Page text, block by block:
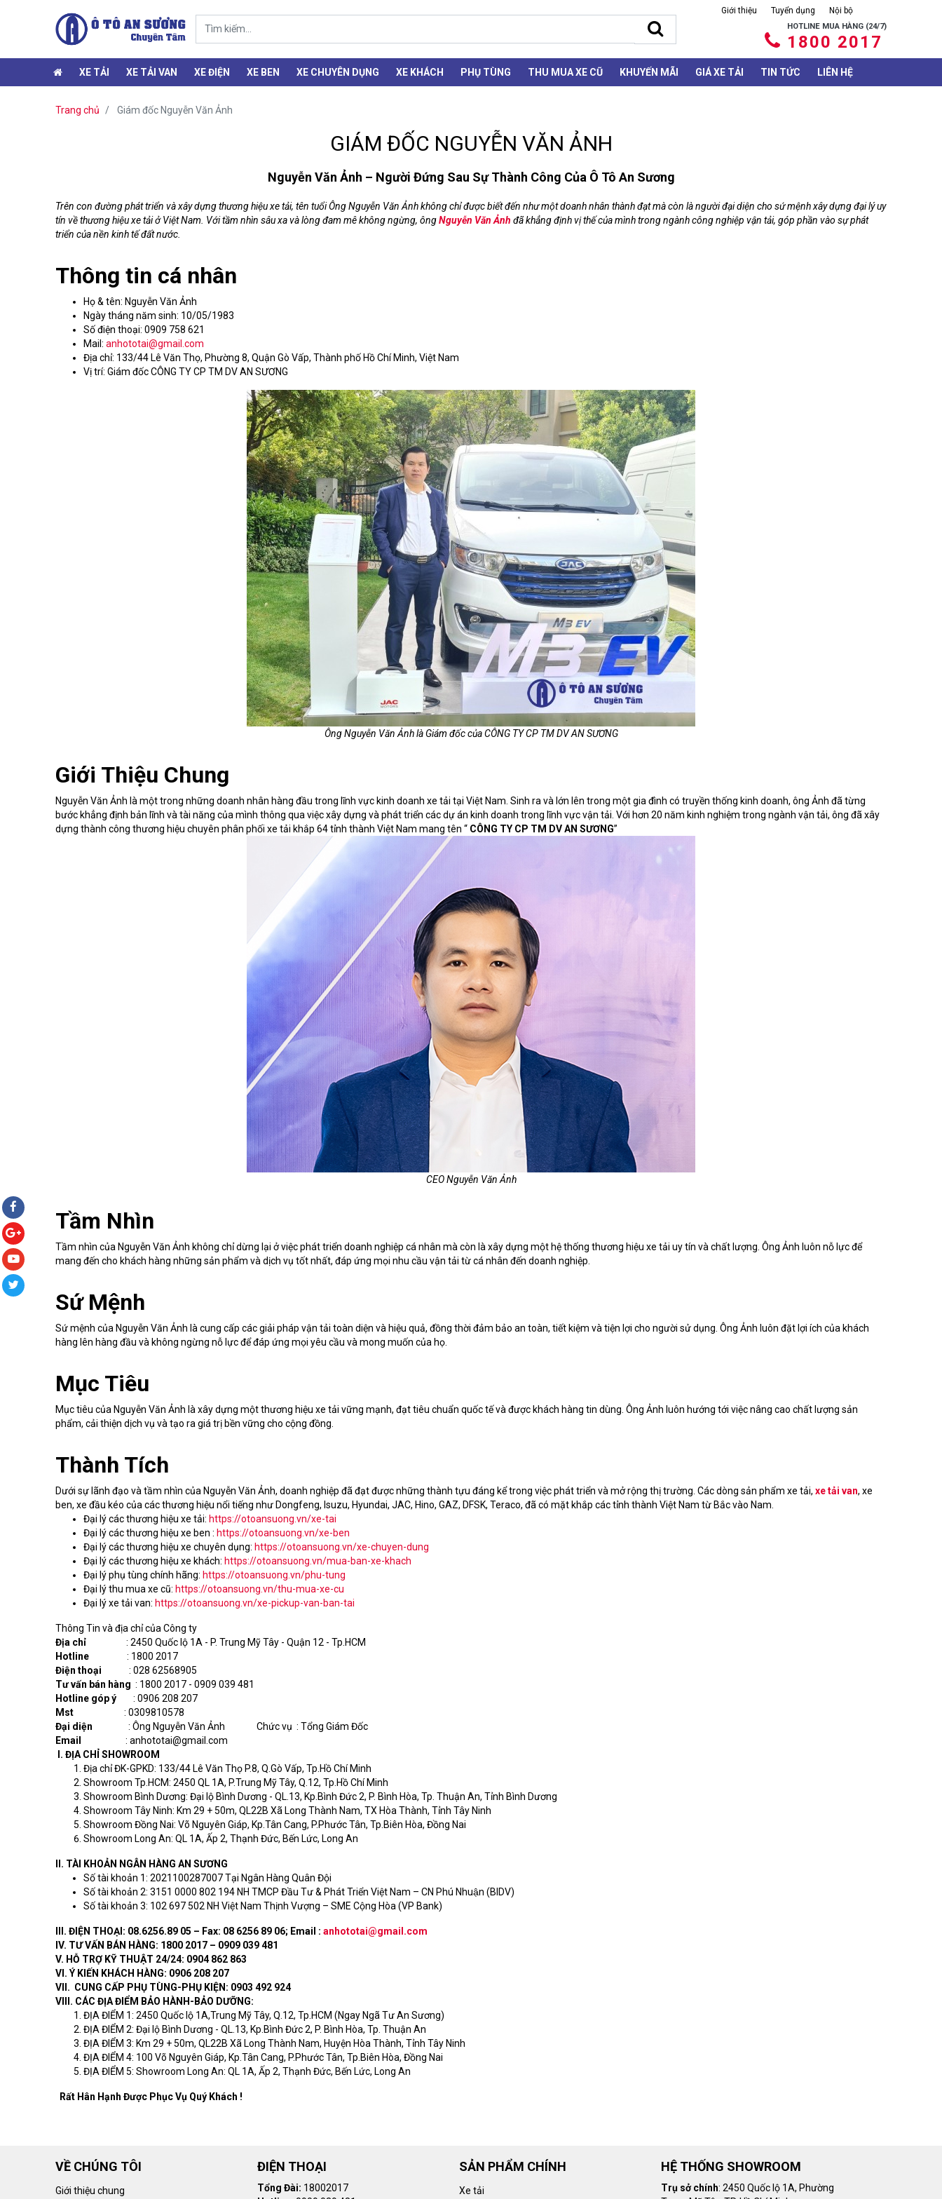
Giới thiệu Tuyển dụng Nội bộ
HOTLINE MUA HÀNG (24/7)
1800 2017
XE TẢI XE TẢI VAN XE ĐIỆN XE BEN XE CHUYÊN DỤNG XE KHÁCH PHỤ TÙNG THU MUA XE CŨ KHUYẾN MÃI GIÁ XE TẢI TIN TỨC LIÊN HỆ
Trang chủ Giám đốc Nguyễn Văn Ảnh
GIÁM ĐỐC NGUYỄN VĂN ẢNH
Nguyễn Văn Ảnh – Người Đứng Sau Sự Thành Công Của Ô Tô An Sương
Trên con đường phát triển và xây dựng thương hiệu xe tải, tên tuổi Ông Nguyễn Văn Ảnh không chỉ được biết đến như một doanh nhân thành đạt mà còn là người đại diện cho sứ mệnh xây dựng đại lý uy
tín về thương hiệu xe tải ở Việt Nam. Với tầm nhìn sâu xa và lòng đam mê không ngừng, ôngNguyễn Văn Ảnh đã khẳng định vị thế của mình trong ngành công nghiệp vận tải, góp phần vào sự phát
triển của nền kinh tế đất nước.
Thông tin cá nhân
Họ & tên: Nguyễn Văn Ảnh
Ngày tháng năm sinh: 10/05/1983
Số điện thoại: 0909 758 621
Mail: anhototai@gmail.com
Địa chỉ: 133/44 Lê Văn Thọ, Phường 8, Quận Gò Vấp, Thành phố Hồ Chí Minh, Việt Nam
Vị trí: Giám đốc CÔNG TY CP TM DV AN SƯƠNG
Ông Nguyễn Văn Ảnh là Giám đốc của CÔNG TY CP TM DV AN SƯƠNG
Giới Thiệu Chung
Nguyễn Văn Ảnh là một trong những doanh nhân hàng đầu trong lĩnh vực kinh doanh xe tải tại Việt Nam. Sinh ra và lớn lên trong một gia đình có truyền thống kinh doanh, ông Ảnh đã từng
bước khẳng định bản lĩnh và tài năng của mình thông qua việc xây dựng và phát triển các dự án kinh doanh trong lĩnh vực vận tải. Với hơn 20 năm kinh nghiệm trong ngành vận tải, ông đã xây
dựng thành công thương hiệu chuyên phân phối xe tải khắp 64 tỉnh thành Việt Nam mang tên “ CÔNG TY CP TM DV AN SƯƠNG”
CEO Nguyễn Văn Ảnh
Tầm Nhìn
Tầm nhìn của Nguyễn Văn Ảnh không chỉ dừng lại ở việc phát triển doanh nghiệp cá nhân mà còn là xây dựng một hệ thống thương hiệu xe tải uy tín và chất lượng. Ông Ảnh luôn nỗ lực để
mang đến cho khách hàng những sản phẩm và dịch vụ tốt nhất, đáp ứng mọi nhu cầu vận tải từ cá nhân đến doanh nghiệp.
Sứ Mệnh
Sứ mệnh của Nguyễn Văn Ảnh là cung cấp các giải pháp vận tải toàn diện và hiệu quả, đồng thời đảm bảo an toàn, tiết kiệm và tiện lợi cho người sử dụng. Ông Ảnh luôn đặt lợi ích của khách
hàng lên hàng đầu và không ngừng nỗ lực để đáp ứng mọi yêu cầu và mong muốn của họ.
Mục Tiêu
Mục tiêu của Nguyễn Văn Ảnh là xây dựng một thương hiệu xe tải vững mạnh, đạt tiêu chuẩn quốc tế và được khách hàng tin dùng. Ông Ảnh luôn hướng tới việc nâng cao chất lượng sản
phẩm, cải thiện dịch vụ và tạo ra giá trị bền vững cho cộng đồng.
Thành Tích
Dưới sự lãnh đạo và tầm nhìn của Nguyễn Văn Ảnh, doanh nghiệp đã đạt được những thành tựu đáng kể trong việc phát triển và mở rộng thị trường. Các dòng sản phẩm xe tải, xe tải van, xe
ben, xe đầu kéo của các thương hiệu nổi tiếng như Dongfeng, Isuzu, Hyundai, JAC, Hino, GAZ, DFSK, Teraco, đã có mặt khắp các tỉnh thành Việt Nam từ Bắc vào Nam.
Đại lý các thương hiệu xe tải: https://otoansuong.vn/xe-tai
Đại lý các thương hiệu xe ben : https://otoansuong.vn/xe-ben
Đại lý các thương hiệu xe chuyên dụng: https://otoansuong.vn/xe-chuyen-dung
Đại lý các thương hiệu xe khách: https://otoansuong.vn/mua-ban-xe-khach
Đại lý phụ tùng chính hãng: https://otoansuong.vn/phu-tung
Đại lý thu mua xe cũ: https://otoansuong.vn/thu-mua-xe-cu
Đại lý xe tải van: https://otoansuong.vn/xe-pickup-van-ban-tai
Thông Tin và địa chỉ của Công ty
Địa chỉ
: 2450 Quốc lộ 1A - P. Trung Mỹ Tây - Quận 12 - Tp.HCM
Hotline : 1800 2017
Điện thoại
: 028 62568905
Tư vấn bán hàng : 1800 2017 - 0909 039 481
Hotline góp ý : 0906 208 207
Mst : 0309810578
Đại diện : Ông Nguyễn Văn Ảnh Chức vụ : Tổng Giám Đốc
Email
: anhototai@gmail.com
I. ĐỊA CHỈ SHOWROOM
Địa chỉ ĐK-GPKD: 133/44 Lê Văn Thọ P.8, Q.Gò Vấp, Tp.Hồ Chí Minh
Showroom Tp.HCM: 2450 QL 1A, P.Trung Mỹ Tây, Q.12, Tp.Hồ Chí Minh
Showroom Bình Dương: Đại lộ Bình Dương - QL.13, Kp.Bình Đức 2, P. Bình Hòa, Tp. Thuận An, Tỉnh Bình Dương
Showroom Tây Ninh: Km 29 + 50m, QL22B Xã Long Thành Nam, TX Hòa Thành, Tỉnh Tây Ninh
Showroom Đồng Nai: Võ Nguyên Giáp, Kp.Tân Cang, P.Phước Tân, Tp.Biên Hòa, Đồng Nai
Showroom Long An: QL 1A, Ấp 2, Thạnh Đức, Bến Lức, Long An
II. TÀI KHOẢN NGÂN HÀNG AN SƯƠNG
Số tài khoản 1: 2021100287007 Tại Ngân Hàng Quân Đội
Số tài khoản 2: 3151 0000 802 194 NH TMCP Đầu Tư & Phát Triển Việt Nam – CN Phú Nhuận (BIDV)
Số tài khoản 3: 102 697 502 NH Việt Nam Thịnh Vượng – SME Cộng Hòa (VP Bank)
III. ĐIỆN THOẠI: 08.6256.89 05 – Fax: 08 6256 89 06; Email : anhototai@gmail.com
IV. TƯ VẤN BÁN HÀNG: 1800 2017 – 0909 039 481
V. HỖ TRỢ KỸ THUẬT 24/24: 0904 862 863
VI. Ý KIẾN KHÁCH HÀNG: 0906 208 207
VII. CUNG CẤP PHỤ TÙNG-PHỤ KIỆN: 0903 492 924
VIII. CÁC ĐỊA ĐIỂM BẢO HÀNH-BẢO DƯỠNG:
ĐỊA ĐIỂM 1: 2450 Quốc lộ 1A,Trung Mỹ Tây, Q.12, Tp.HCM (Ngay Ngã Tư An Sương)
ĐỊA ĐIỂM 2: Đại lộ Bình Dương - QL.13, Kp.Bình Đức 2, P. Bình Hòa, Tp. Thuận An
ĐỊA ĐIỂM 3: Km 29 + 50m, QL22B Xã Long Thành Nam, Huyện Hòa Thành, Tỉnh Tây Ninh
ĐỊA ĐIỂM 4: 100 Võ Nguyên Giáp, Kp.Tân Cang, P.Phước Tân, Tp.Biên Hòa, Đồng Nai
ĐỊA ĐIỂM 5: Showroom Long An: QL 1A, Ấp 2, Thạnh Đức, Bến Lức, Long An
Rất Hân Hạnh Được Phục Vụ Quý Khách !
VỀ CHÚNG TÔI
Giới thiệu chung
ĐIỆN THOẠI
Tổng Đài: 18002017
SẢN PHẨM CHÍNH
Xe tải
HỆ THỐNG SHOWROOM
Trụ sở chính: 2450 Quốc lộ 1A, Phường